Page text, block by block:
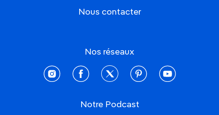
Nous contacter
Nos réseaux
instagramfacebooktwitter pinterestyoutube
Notre Podcast